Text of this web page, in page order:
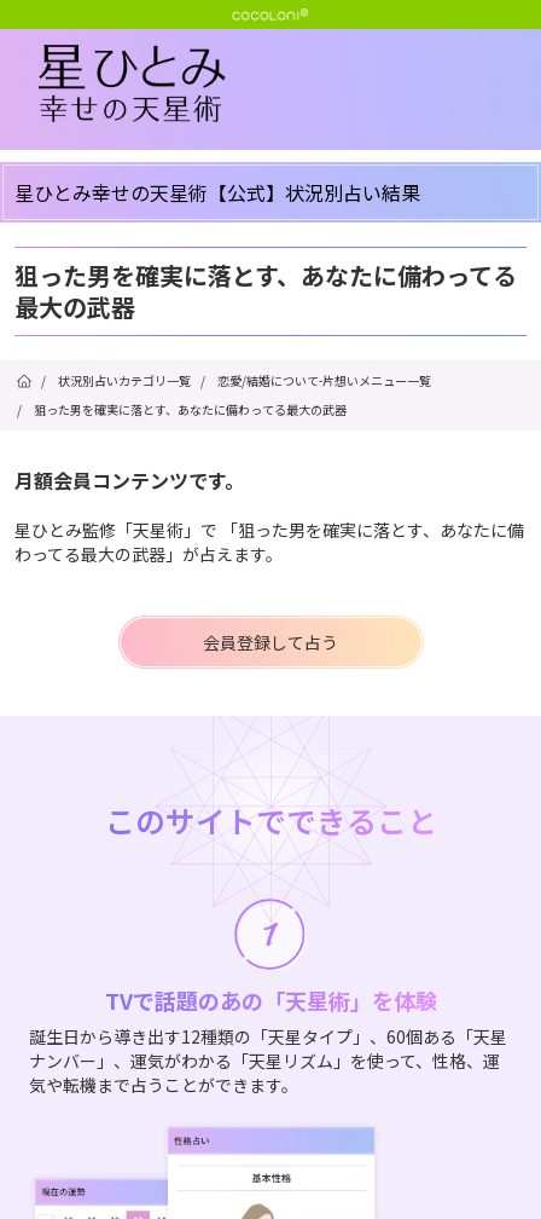
星ひとみ幸せの天星術【公式】状況別占い結果
狙った男を確実に落とす、あなたに備わってる
最大の武器
/ 状況別占いカテゴリ一覧 /
恋愛/結婚について-片想いメニュー一覧
/
狙った男を確実に落とす、あなたに備わってる最大の武器
月額会員コンテンツです。
星ひとみ監修「天星術」で 「狙った男を確実に落とす、あなたに備
わってる最大の武器」が占えます。
会員登録して占う
このサイトでできること
TVで話題のあの「天星術」を体験
誕生日から導き出す12種類の「天星タイプ」、60個ある「天星
ナンバー」、運気がわかる「天星リズム」を使って、性格、運
気や転機まで占うことができます。